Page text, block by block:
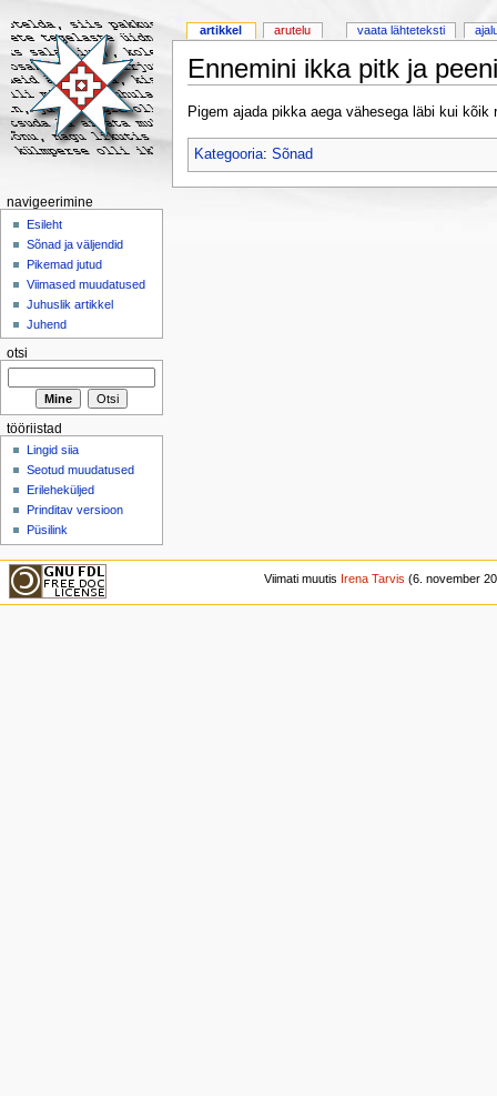
Ennemini ikka pitk ja
Pigem ajada pikka aega vähesega läbi kui
Kategooria: Sõnad
artikkel arutelu vaata lähteteksti
navigeerimine
Esileht
Sõnad ja väljendid
Pikemad jutud
Viimased muudatused
Juhuslik artikkel
Juhend
otsi
tööriistad
Lingid siia
Seotud muudatused
Erileheküljed
Prinditav versioon
Püsilink
Viimati muutis Irena Tarvis (6. november